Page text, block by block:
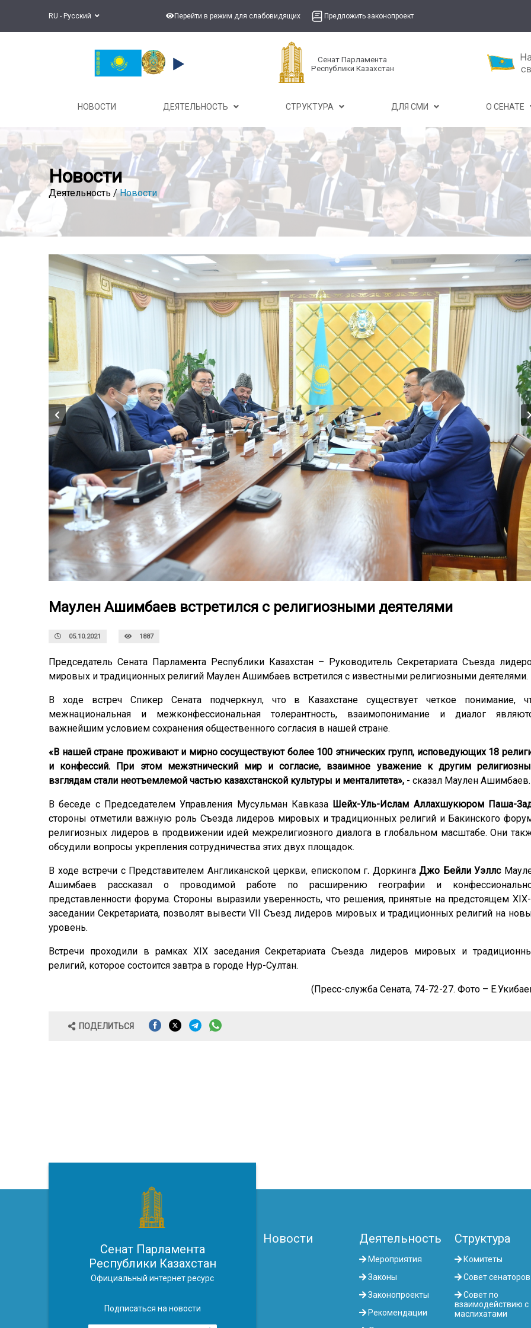
RU - Русский Перейти в режим для слабовидящих Предложить законопроект
Сенат Парламента
Республики Казахстан
НОВОСТИ ДЕЯТЕЛЬНОСТЬ СТРУКТУРА ДЛЯ СМИ О СЕНАТЕ
Новости
Деятельность /Новости
Маулен Ашимбаев встретился с религиозными деятелями
05.10.2021 1887
Председатель Сената Парламента Республики Казахстан – Руководитель Секретариата Съезда
мировых и традиционных религий Маулен Ашимбаев встретился с известными религиозными деятелями.
В ходе встреч Спикер Сената подчеркнул, что в Казахстане существует четкое понимание,
межнациональная и межконфессиональная толерантность, взаимопонимание и диалог
важнейшим условием сохранения общественного согласия в нашей стране.
«В нашей стране проживают и мирно сосуществуют более 100 этнических групп, исповедующих 18
и конфессий. При этом межэтнический мир и согласие, взаимное уважение к другим
взглядам стали неотъемлемой частью казахстанской культуры и менталитета», - сказал Маулен Ашимбаев.
В беседе с Председателем Управления Мусульман Кавказа Шейх-Уль-Ислам Аллахшукюром Паша-
стороны отметили важную роль Съезда лидеров мировых и традиционных религий и Бакинского
религиозных лидеров в продвижении идей межрелигиозного диалога в глобальном масштабе. Они
обсудили вопросы укрепления сотрудничества этих двух площадок.
В ходе встречи с Представителем Англиканской церкви, епископом г. ДоркингаДжо Бейли Уэллс
Ашимбаев рассказал о проводимой работе по расширению географии и
представленности форума. Стороны выразили уверенность, что решения, принятые на предстоящем
заседании Секретариата, позволят вывести VII Съезд лидеров мировых и традиционных религий на
уровень.
Встречи проходили в рамках XIX заседания Секретариата Съезда лидеров мировых и
религий, которое состоится завтра в городе Нур-Султан.
(Пресс-служба Сената, 74-72-27. Фото –
ПОДЕЛИТЬСЯ
Сенат Парламента
Республики Казахстан
Официальный интернет ресурс
Подписаться на новости
Новости Деятельность
Мероприятия
Законы
Законопроекты
Рекомендации
Структура
Комитеты
Совет сенаторов
Совет по
взаимодействию с
маслихатами